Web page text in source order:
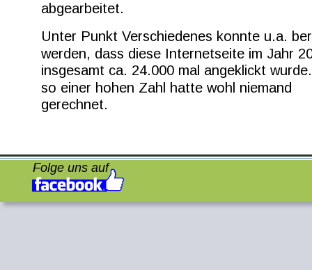
abgearbeitet.
Unter Punkt Verschiedenes konnte u.a.
werden, dass diese Internetseite im Jahr
insgesamt ca. 24.000 mal angeklickt
so einer hohen Zahl hatte wohl niemand
gerechnet.
Folge uns auf